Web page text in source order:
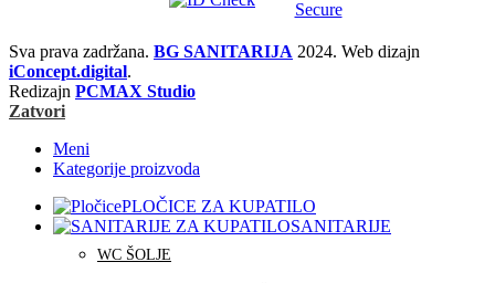
Sva prava zadržana. BG SANITARIJA 2024. Web dizajn
iConcept.digital.
Redizajn PCMAX Studio
Zatvori
Meni
Kategorije proizvoda
PLOČICE ZA KUPATILO
SANITARIJE
WC ŠOLJE